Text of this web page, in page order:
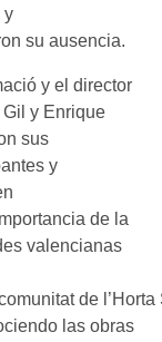
y
su ausencia.
y el director
y Enrique
sus
y
de la
valencianas
de l’Horta
las obras